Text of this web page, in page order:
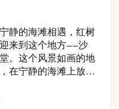
静的海滩相遇，红树
来到这个地方——沙
。这个风景如画的地
在宁静的海滩上放松